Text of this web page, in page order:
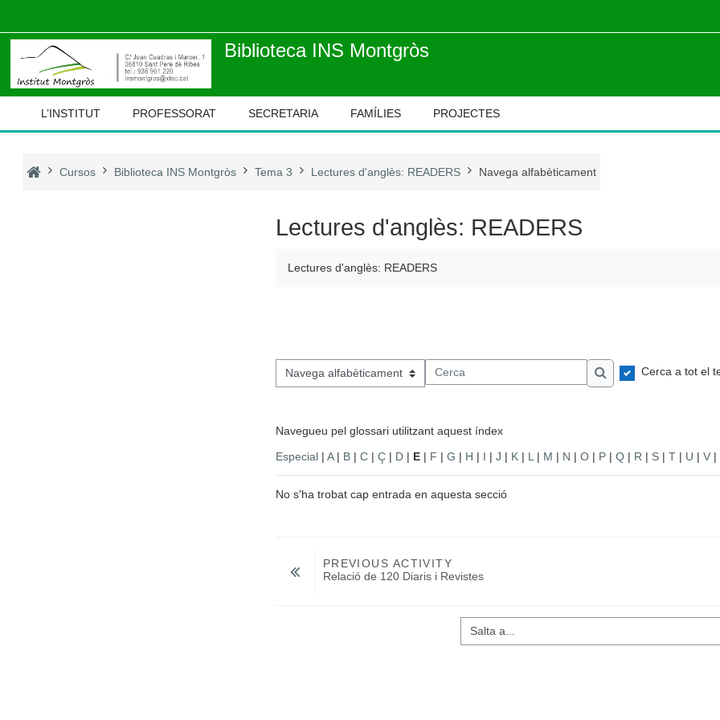
Biblioteca INS Montgròs
L’INSTITUT PROFESSORAT SECRETARIA FAMÍLIES PROJECTES
Cursos Biblioteca INS Montgròs Tema 3 Lectures d'anglès: READERS Navega alfabèticament
Lectures d'anglès: READERS
Lectures d'anglès: READERS
Navegueu pel glossari utilitzant aquest índex
Cerca
Cerca
Cerca a tot el
Navegueu pel glossari utilitzant aquest índex
Especial| A| B| C| Ç| D| E| F | G | H | I | J | K| L | M | N | O| P| Q| R | S| T| U | V|
No s'ha trobat cap entrada en aquesta secció
PREVIOUS ACTIVITY
Relació de 120 Diaris i Revistes